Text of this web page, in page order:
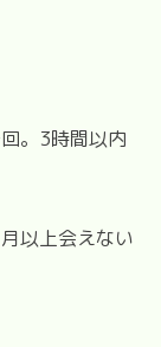
。3時間以内
以上会えない